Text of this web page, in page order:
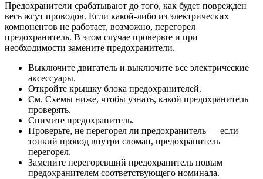
Предохранители срабатывают до того, как будет поврежден
весь жгут проводов. Если какой-либо из электрических
компонентов не работает, возможно, перегорел
предохранитель. В этом случае проверьте и при
необходимости замените предохранители.
Выключите двигатель и выключите все электрические
аксессуары.
Откройте крышку блока предохранителей.
См. Схемы ниже, чтобы узнать, какой предохранитель
проверять.
Снимите предохранитель.
Проверьте, не перегорел ли предохранитель — если
тонкий провод внутри сломан, предохранитель
перегорел.
Замените перегоревший предохранитель новым
предохранителем соответствующего номинала.